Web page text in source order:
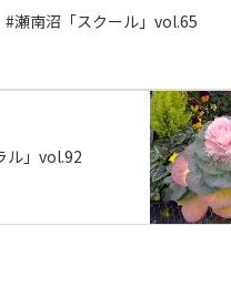
#瀬南沼「スクール」vol.65
ル」vol.92